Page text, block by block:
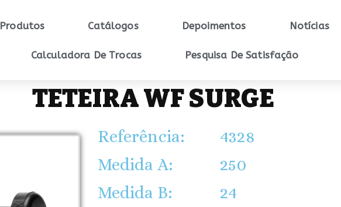
Produtos Catálogos Depoimentos Notícias
Calculadora De Trocas Pesquisa De Satisfação
TETEIRA WF SURGE
Referência:
4328
Medida A:
250
Medida B:
24